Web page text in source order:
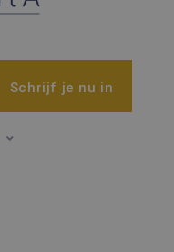
Schrijf je nu in